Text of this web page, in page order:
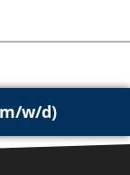
w/d)